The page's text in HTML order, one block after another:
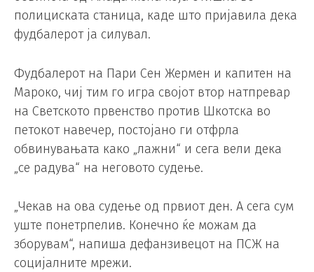
полициската станица, каде што пријавила дека
фудбалерот ја силувал.
Фудбалерот на Пари Сен Жермен и капитен на
Мароко, чиј тим го игра својот втор натпревар
на Светското првенство против Шкотска во
петокот навечер, постојано ги отфрла
обвинувањата како „лажни“ и сега вели дека
„се радува“ на неговото судење.
„Чекав на ова судење од првиот ден. А сега сум
уште понетрпелив. Конечно ќе можам да
зборувам“, напиша дефанзивецот на ПСЖ на
социјалните мрежи.